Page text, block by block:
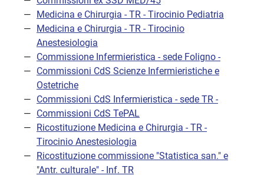
Medicina e Chirurgia - TR - Tirocinio Pediatria
Medicina e Chirurgia - TR - Tirocinio
Anestesiologia
Commissione Infermieristica - sede Foligno -
Commissioni CdS Scienze Infermieristiche e
Ostetriche
Commissioni CdS Infermieristica - sede TR -
Commissioni CdS TePAL
Ricostituzione Medicina e Chirurgia - TR -
Tirocinio Anestesiologia
Ricostituzione commissione "Statistica san." e
"Antr. culturale" - Inf. TR